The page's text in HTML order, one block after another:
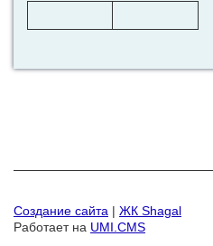
Создание сайта | ЖК Shagal
Работает на UMI.CMS